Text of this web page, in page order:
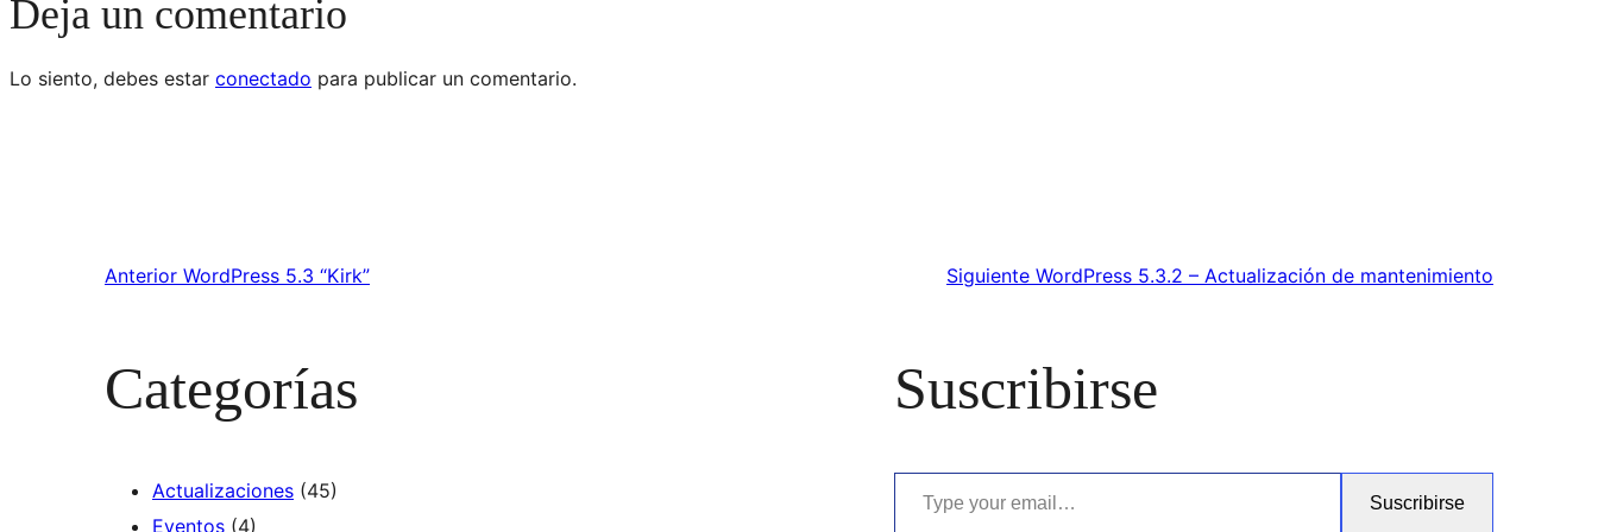
Deja un comentario
Lo siento, debes estar conectado para publicar un comentario.
Anterior WordPress 5.3 “Kirk” Siguiente WordPress 5.3.2 – Actualización de mantenimiento
Categorías
Actualizaciones (45)
Eventos (4)
Suscribirse
Type your email…
Suscribirse